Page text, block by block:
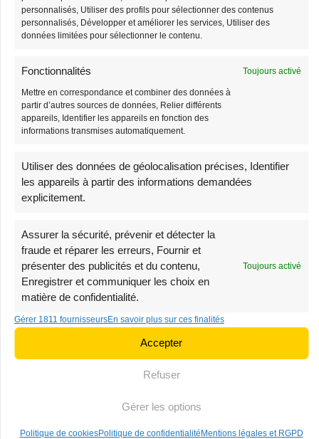
personnalisés, Utiliser des profils pour sélectionner des contenus
personnalisés, Développer et améliorer les services, Utiliser des
données limitées pour sélectionner le contenu.
Fonctionnalités Toujours activé
Mettre en correspondance et combiner des données à
partir d’autres sources de données, Relier différents
appareils, Identifier les appareils en fonction des
informations transmises automatiquement.
Utiliser des données de géolocalisation précises, Identifier
les appareils à partir des informations demandées
explicitement.
Assurer la sécurité, prévenir et détecter la
fraude et réparer les erreurs, Fournir et
présenter des publicités et du contenu,
Enregistrer et communiquer les choix en
matière de confidentialité.
Toujours activé
Gérer 1811 fournisseursEn savoir plus sur ces finalités
Accepter
Refuser
Gérer les options
Politique de cookiesPolitique de confidentialité Mentions légales et RGPD
39,90€ 38,90
Stock limité
Sac Banane Velours
Côtelé Beige
39,90€ 38,90€ 69,90